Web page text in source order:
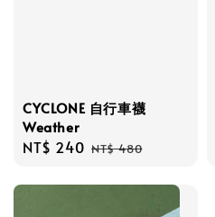
CYCLONE 自行車襪
Weather
Sale
NT$ 240 Regular
NT$ 480